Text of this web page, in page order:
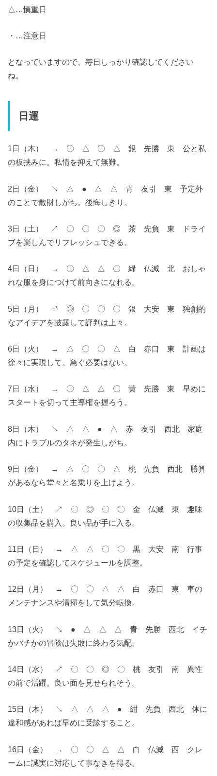
△…慎重日
・…注意日
となっていますので、毎日しっかり確認してください
ね。
日運
1日（木） → 〇 △ 〇 △ 銀 先勝 東 公と私
の板挟みに。私情を抑えて無難。
2日（金） ↘︎ △ ● △ △ 青 友引 東 予定外
のことで散財しがち。後悔しきり。
3日（土） ↗︎ 〇 〇 〇 ◎ 茶 先負 東 ドライ
ブを楽しんでリフレッシュできる。
4日（日） → 〇 △ △ 〇 緑 仏滅 北 おしゃ
れな服を身につけて前向きになれる。
5日（月） ↗︎ ◎ 〇 〇 〇 銀 大安 東 独創的
なアイデアを披露して評判は上々。
6日（火） → △ 〇 〇 △ 白 赤口 東 計画は
徐々に実現して。急ぐ必要はない。
7日（水） → 〇 △ △ 〇 黄 先勝 東 早めに
スタートを切って主導権を握ろう。
8日（木） ↘︎ △ △ ● △ 赤 友引 西北 家庭
内にトラブルのタネが発生しがち。
9日（金） → △ 〇 〇 △ 桃 先負 西北 勝算
があるなら堂々と名乗りを上げよう。
10日（土） ↗︎ 〇 ◎ 〇 〇 金 仏滅 東 趣味
の収集品を購入。良い品が手に入る。
11日（日） → △ △ 〇 〇 黒 大安 南 行事
の予定を確認してスケジュールを調整。
12日（月） → 〇 〇 △ △ 白 赤口 東 車の
メンテナンスや清掃をして気分転換。
13日（火） ↘︎ ● △ △ △ 青 先勝 西北 イチ
かバチかの冒険は失敗に終わる気配。
14日（水） ↗︎ 〇 〇 ◎ 〇 桃 友引 南 異性
の前で活躍。良い面を見せられそう。
15日（木） ↘︎ △ △ △ ● 紺 先負 西北 体に
違和感があれば早めに受診すること。
16日（金） → 〇 〇 △ △ 白 仏滅 西 クレ
ームに誠実に対応して事なきを得る。